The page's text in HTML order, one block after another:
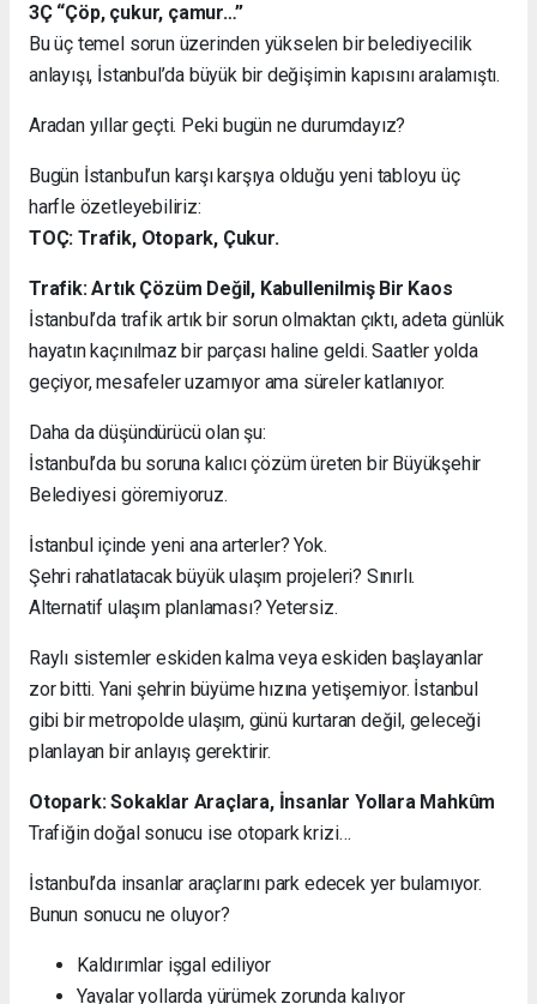
3Ç “Çöp, çukur, çamur…”
Bu üç temel sorun üzerinden yükselen bir belediyecilik
anlayışı, İstanbul’da büyük bir değişimin kapısını aralamıştı.
Aradan yıllar geçti. Peki bugün ne durumdayız?
Bugün İstanbul’un karşı karşıya olduğu yeni tabloyu üç
harfle özetleyebiliriz:
TOÇ: Trafik, Otopark, Çukur.
Trafik: Artık Çözüm Değil, Kabullenilmiş Bir Kaos
İstanbul’da trafik artık bir sorun olmaktan çıktı, adeta günlük
hayatın kaçınılmaz bir parçası haline geldi. Saatler yolda
geçiyor, mesafeler uzamıyor ama süreler katlanıyor.
Daha da düşündürücü olan şu:
İstanbul’da bu soruna kalıcı çözüm üreten bir Büyükşehir
Belediyesi göremiyoruz.
İstanbul içinde yeni ana arterler? Yok.
Şehri rahatlatacak büyük ulaşım projeleri? Sınırlı.
Alternatif ulaşım planlaması? Yetersiz.
Raylı sistemler eskiden kalma veya eskiden başlayanlar
zor bitti. Yani şehrin büyüme hızına yetişemiyor. İstanbul
gibi bir metropolde ulaşım, günü kurtaran değil, geleceği
planlayan bir anlayış gerektirir.
Otopark: Sokaklar Araçlara, İnsanlar Yollara Mahkûm
Trafiğin doğal sonucu ise otopark krizi…
İstanbul’da insanlar araçlarını park edecek yer bulamıyor.
Bunun sonucu ne oluyor?
Kaldırımlar işgal ediliyor
Yayalar yollarda yürümek zorunda kalıyor